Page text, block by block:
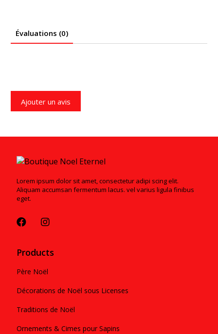
Évaluations (0)
Ajouter un avis
Lorem ipsum dolor sit amet, consectetur adipi scing elit.
Aliquam accumsan fermentum lacus. vel varius ligula finibus
eget.
Products
Père Noël
Décorations de Noël sous Licenses
Traditions de Noël
Ornements & Cimes pour Sapins